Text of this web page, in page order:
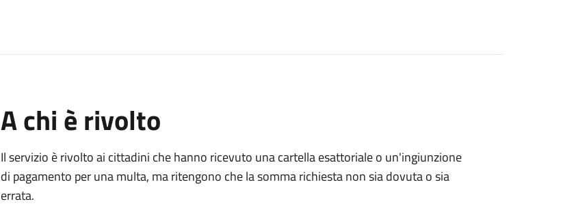
A chi è rivolto
Il servizio è rivolto ai cittadini che hanno ricevuto una cartella esattoriale o un'ingiunzione
di pagamento per una multa, ma ritengono che la somma richiesta non sia dovuta o sia
errata.